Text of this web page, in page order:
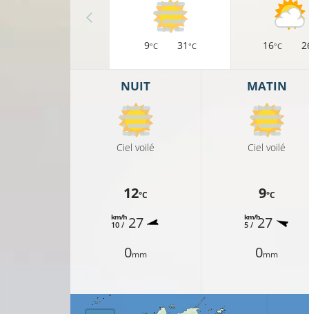
9°C 31 °C 16°C
NUIT
Ciel voilé
12°C
10 /
km/h 27
0mm
MATIN
Ciel voilé
9°C
5 /
km/h27
0mm